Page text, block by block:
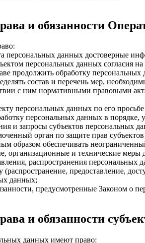
и обязанности
персональных данных достоверные
персональных данных согласия
продолжить обработку
состав и перечень мер,
с ним нормативными правовыми
персональных данных по его
персональных данных в
и запросы субъектов персональных
орган по защите прав
образом обеспечивать
организационные и технические меры
распространения
(распространение, предоставление,
данных;
предусмотренные Законом о
и обязанности
данных имеют право: